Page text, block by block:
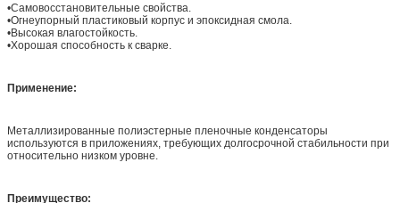
•Самовосстановительные свойства.
•Огнеупорный пластиковый корпус и эпоксидная смола.
•Высокая влагостойкость.
•Хорошая способность к сварке.
Применение:
Металлизированные полиэстерные пленочные конденсаторы
используются в приложениях, требующих долгосрочной стабильности при
относительно низком уровне.
Преимущество: